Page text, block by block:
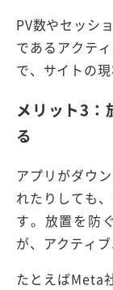
PV数やセッシ
であるアクテ
で、サイトの
メリット3：
る
アプリがダウ
れたりしても
す。放置を防
が、アクティ
たとえばMeta